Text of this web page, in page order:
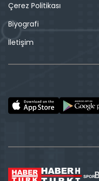
Çerez Politikası
Biyografi
İletişim